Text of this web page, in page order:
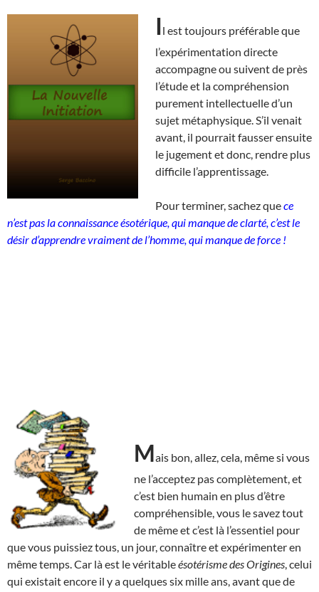
Il est toujours préférable que
l’expérimentation directe
accompagne ou suivent de près
l’étude et la compréhension
purement intellectuelle d’un
sujet métaphysique. S’il venait
avant, il pourrait fausser ensuite
le jugement et donc, rendre plus
difficile l’apprentissage.
Pour terminer, sachez quece
n’est pas la connaissance ésotérique, qui manque de clarté, c’est le
désir d’apprendre vraiment de l’homme, qui manque de force !
Mais bon, allez, cela, même si vous
ne l’acceptez pas complètement, et
c’est bien humain en plus d’être
compréhensible, vous le savez tout
de même et c’est là l’essentiel pour
que vous puissiez tous, un jour, connaître et expérimenter en
même temps. Car là est le véritableésotérisme des Origines , celui
qui existait encore il y a quelques six mille ans, avant que de